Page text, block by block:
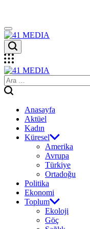
Skip
to
content
41
MEDIA
41
MEDIA
Arama:
Anasayfa
Aktüel
Kadın
Küresel
Amerika
Avrupa
Türkiye
Ortadoğu
Politika
Ekonomi
Toplum
Ekoloji
Göç